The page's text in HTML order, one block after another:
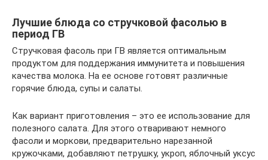
Лучшие блюда со стручковой фасолью в
период ГВ
Стручковая фасоль при ГВ является оптимальным
продуктом для поддержания иммунитета и повышения
качества молока. На ее основе готовят различные
горячие блюда, супы и салаты.
Как вариант приготовления – это ее использование для
полезного салата. Для этого отваривают немного
фасоли и моркови, предварительно нарезанной
кружочками, добавляют петрушку, укроп, яблочный уксус